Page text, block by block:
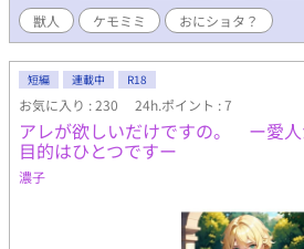
上げることもある。 転生後は白髪と黄金
猫獣人となる。 司(つかさ) 身長182cm
がとても優しく、包容力のある男の子。
とにかく好き。体格の割に戦略や考える
あり、文武両道。 転生後は大きな体格
の髪と瞳が特徴的な狼獣人となる。 ？
てきた何か。正体も存在もどこか不透明
聞こえる声は男にも女にも聞こえるよう
人の旅が面白くなるように裏で何かをし
いたします！ 魔法やスキル、種族に関
そのまま書いていますので、少々おかし
獣人
ケモミミ おにショタ？
短編 連載中 R18
お気に入り : 230 24h.ポイント : 7
アレが欲しいだけですの。 ー愛
目的はひとつですー
濃子